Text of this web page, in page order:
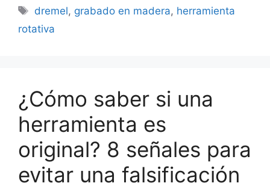
Etiquetas
dremel, grabado en madera, herramienta
rotativa
¿Cómo saber si una
herramienta es
original? 8 señales para
evitar una falsificación